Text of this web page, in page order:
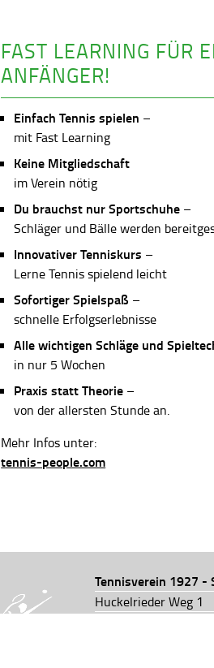
FAST LEARNING FÜR
ANFÄNGER!
Einfach Tennis spielen –
mit Fast Learning
Keine Mitgliedschaft
im Verein nötig
Du brauchst nur Sportschuhe –
Schläger und Bälle werden
Innovativer Tenniskurs –
Lerne Tennis spielend leicht
Sofortiger Spielspaß –
schnelle Erfolgserlebnisse
Alle wichtigen Schläge und
in nur 5 Wochen
Praxis statt Theorie –
von der allersten Stunde an.
Mehr Infos unter:
tennis-people.com
Tennisverein 1927 -
Huckelrieder Weg 1